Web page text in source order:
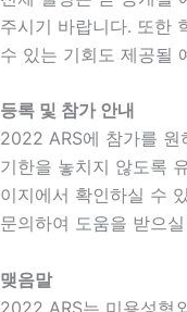
주시기 바랍니다. 또한
수 있는 기회도 제공될
등록 및 참가 안내
2022 ARS에 참가를 원
기한을 놓치지 않도록
이지에서 확인하실 수
문의하여 도움을 받으
맺음말
2022 ARS는 미용성형